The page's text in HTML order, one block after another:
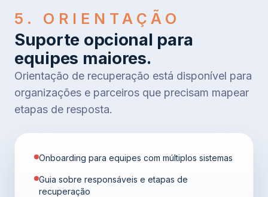
5. ORIENTAÇÃO
Suporte opcional para
equipes maiores.
Orientação de recuperação está disponível para
organizações e parceiros que precisam mapear
etapas de resposta.
Onboarding para equipes com múltiplos sistemas
Guia sobre responsáveis e etapas de
recuperação